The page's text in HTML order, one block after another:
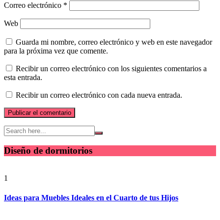
Correo electrónico *
Web
Guarda mi nombre, correo electrónico y web en este navegador
para la próxima vez que comente.
Recibir un correo electrónico con los siguientes comentarios a
esta entrada.
Recibir un correo electrónico con cada nueva entrada.
Diseño de dormitorios
1
Ideas para Muebles Ideales en el Cuarto de tus Hijos